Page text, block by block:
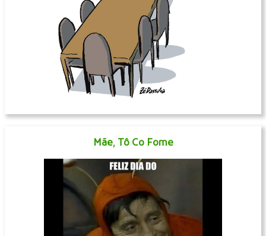
Mãe, Tô Co Fome